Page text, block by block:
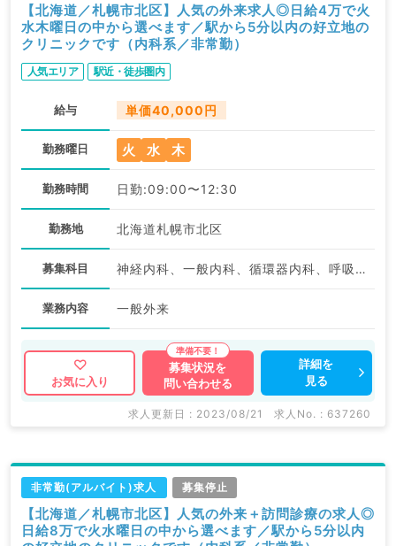
【北海道／札幌市北区】人気の外来求人◎日給4万で火
水木曜日の中から選べます／駅から5分以内の好立地の
クリニックです（内科系／非常勤）
人気エリア 駅近・徒歩圏内
給与 単価40,000円
勤務曜日 火 水 木
勤務時間 日勤:09:00〜12:30
勤務地 北海道札幌市北区
募集科目 神経内科、一般内科、循環器内科、呼吸器内科、消化器内科、内分泌・代謝内科、腎臓内科、老年内科、血液内科、膠原病科
業務内容 一般外来
お気に入り
募集状況を
問い合わせる
詳細を
見る
求人更新日 : 2023/08/21 求人No. : 637260
非常勤(アルバイト)求人 募集停止
【北海道／札幌市北区】人気の外来＋訪問診療の求人◎
日給8万で火水曜日の中から選べます／駅から5分以内